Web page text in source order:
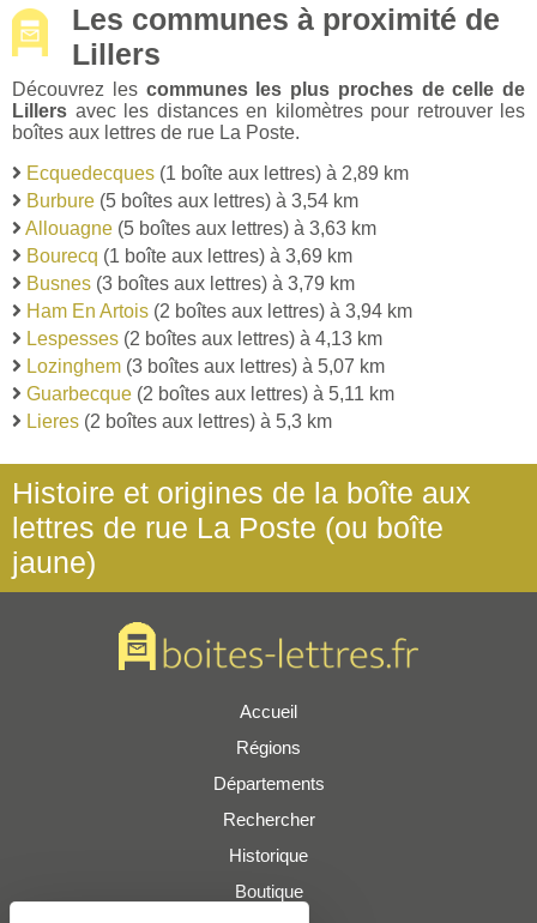
Les communes à proximité de
Lillers
Découvrez les communes les plus proches de celle de
Lillers avec les distances en kilomètres pour retrouver les
boîtes aux lettres de rue La Poste.
Ecquedecques (1 boîte aux lettres) à 2,89 km
Burbure (5 boîtes aux lettres) à 3,54 km
Allouagne (5 boîtes aux lettres) à 3,63 km
Bourecq (1 boîte aux lettres) à 3,69 km
Busnes (3 boîtes aux lettres) à 3,79 km
Ham En Artois (2 boîtes aux lettres) à 3,94 km
Lespesses (2 boîtes aux lettres) à 4,13 km
Lozinghem (3 boîtes aux lettres) à 5,07 km
Guarbecque (2 boîtes aux lettres) à 5,11 km
Lieres (2 boîtes aux lettres) à 5,3 km
Histoire et origines de la boîte aux
lettres de rue La Poste (ou boîte
jaune)
Accueil
Régions
Départements
Rechercher
Historique
Boutique